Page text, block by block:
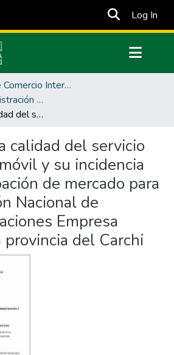
Log In
Facultad de Comercio Internacional, Integración, Administración y Economía Empresarial
Carrera de Administración de Empresas y Marketing
Análisis de la calidad del servicio de telefonía móvil y su incidencia en la participación de mercado para la Corporación Nacional de Telecomunicaciones Empresa Pública en la provincia del Carchi
calidad del servicio
y su incidencia
de mercado para
Nacional de
Empresa
del Carchi